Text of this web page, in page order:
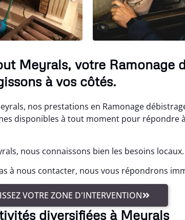
Meyrals, votre Ramonage
à vos côtés.
nos prestations en Ramonage
disponibles à tout moment pour répondre
nous connaissons bien les besoins locaux.
à nous contacter, nous vous répondrons
VOTRE ZONE D'INTERVENTION
diversifiées à Meyrals